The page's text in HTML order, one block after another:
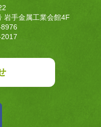
岩手金属工業会館4F